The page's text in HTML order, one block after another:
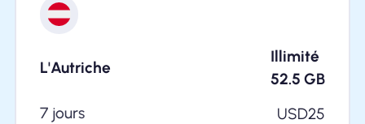
L'Autriche
Illimité
52.5 GB
7 jours
USD25